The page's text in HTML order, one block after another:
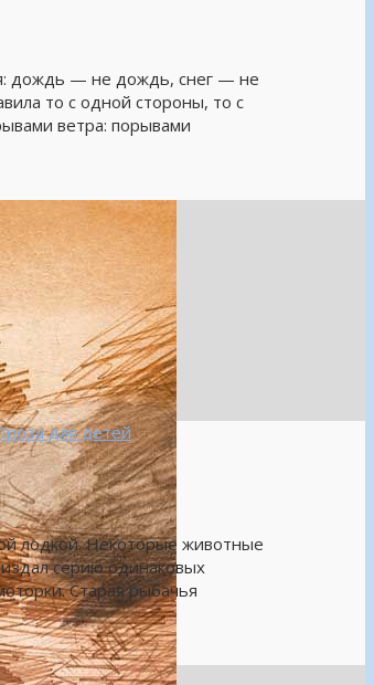
дождь — не дождь, снег — не
то с одной стороны, то с
ветра: порывами
для детей
лодкой. Некоторые животные
серию одинаковых
Старая рыбачья